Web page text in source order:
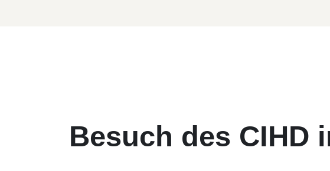
Besuch des CIHD